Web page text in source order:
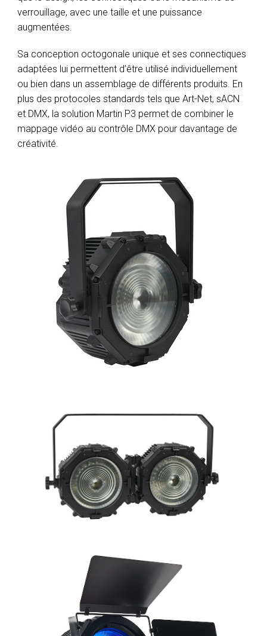
verrouillage, avec une taille et une puissance
augmentées.
Sa conception octogonale unique et ses connectiques
adaptées lui permettent d’être utilisé individuellement
ou bien dans un assemblage de différents produits. En
plus des protocoles standards tels que Art-Net, sACN
et DMX, la solution Martin P3 permet de combiner le
mappage vidéo au contrôle DMX pour davantage de
créativité.